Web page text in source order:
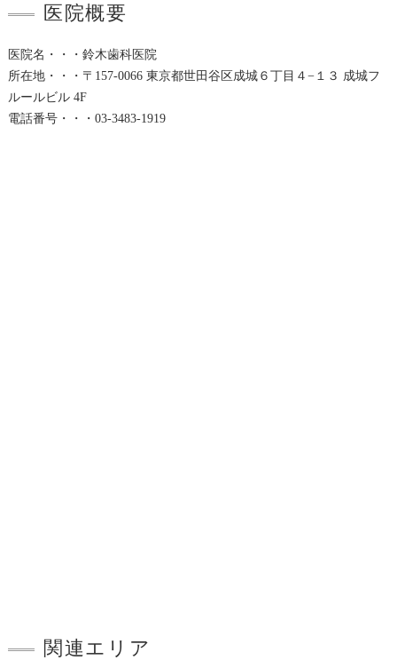
医院概要
医院名・・・鈴木歯科医院
所在地・・・〒157-0066 東京都世田谷区成城６丁目４−１３ 成城フ
ルールビル 4F
電話番号・・・03-3483-1919
関連エリア